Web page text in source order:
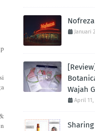
Januari
Wajah
April 11,